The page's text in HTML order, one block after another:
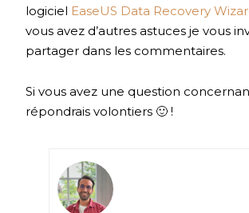
logiciel EaseUS Data Recovery
vous avez d’autres astuces je vous
partager dans les commentaires.
Si vous avez une question
répondrais volontiers 🙂 !